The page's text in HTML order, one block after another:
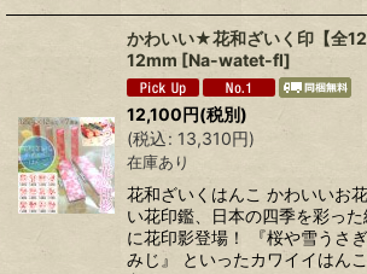
かわいい★花和ざいく印【全
12mm [Na-watet-fl]
12,100円(税別)
(税込: 13,310円)
在庫あり
花和ざいくはんこ かわいいお
い花印鑑、日本の四季を彩った
に花印影登場！ 『桜や雪うさ
みじ』 といったカワイイはん